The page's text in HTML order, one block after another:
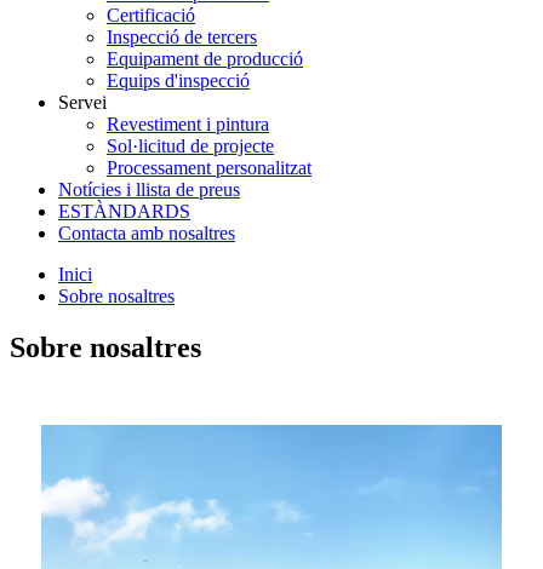
Certificació
Inspecció de tercers
Equipament de producció
Equips d'inspecció
Servei
Revestiment i pintura
Sol·licitud de projecte
Processament personalitzat
Notícies i llista de preus
ESTÀNDARDS
Contacta amb nosaltres
Inici
Sobre nosaltres
Sobre nosaltres